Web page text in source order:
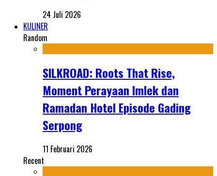
24 Juli 2026
KULINER
Random
SILKROAD: Roots That Rise,
Moment Perayaan Imlek dan
Ramadan Hotel Episode Gading
Serpong
11 Februari 2026
Recent